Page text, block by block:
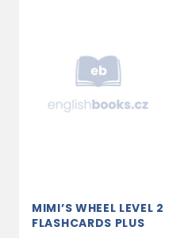
MIMI’S WHEEL LEVEL 2
FLASHCARDS PLUS